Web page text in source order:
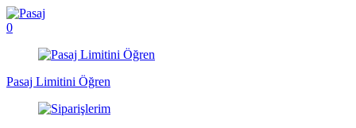
0
Pasaj Limitini Öğren